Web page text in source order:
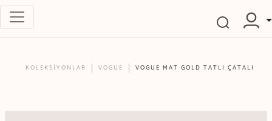
KOLEKSİYONLAR VOGUE VOGUE MAT GOLD TATLI ÇATALI